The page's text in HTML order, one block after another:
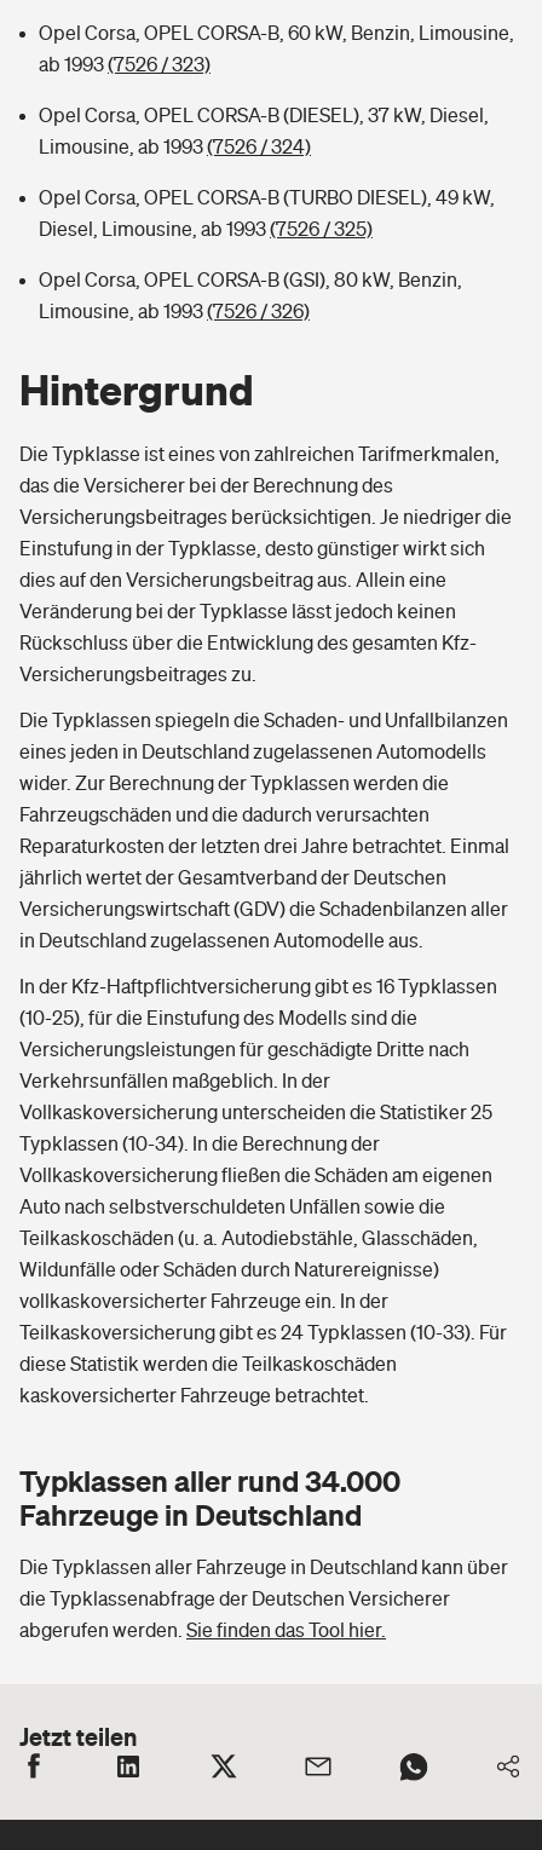
Opel Corsa, OPEL CORSA-B, 60 kW, Benzin, Limousine,
ab 1993(7526 / 323)
Opel Corsa, OPEL CORSA-B (DIESEL), 37 kW, Diesel,
Limousine, ab 1993(7526 / 324)
Opel Corsa, OPEL CORSA-B (TURBO DIESEL), 49 kW,
Diesel, Limousine, ab 1993(7526 / 325)
Opel Corsa, OPEL CORSA-B (GSI), 80 kW, Benzin,
Limousine, ab 1993(7526 / 326)
Hintergrund
Die Typklasse ist eines von zahlreichen Tarifmerkmalen,
das die Versicherer bei der Berechnung des
Versicherungsbeitrages berücksichtigen. Je niedriger die
Einstufung in der Typklasse, desto günstiger wirkt sich
dies auf den Versicherungsbeitrag aus. Allein eine
Veränderung bei der Typklasse lässt jedoch keinen
Rückschluss über die Entwicklung des gesamten Kfz-
Versicherungsbeitrages zu.
Die Typklassen spiegeln die Schaden- und Unfallbilanzen
eines jeden in Deutschland zugelassenen Automodells
wider. Zur Berechnung der Typklassen werden die
Fahrzeugschäden und die dadurch verursachten
Reparaturkosten der letzten drei Jahre betrachtet. Einmal
jährlich wertet der Gesamtverband der Deutschen
Versicherungswirtschaft (GDV) die Schadenbilanzen aller
in Deutschland zugelassenen Automodelle aus.
In der Kfz-Haftpflichtversicherung gibt es 16 Typklassen
(10-25), für die Einstufung des Modells sind die
Versicherungsleistungen für geschädigte Dritte nach
Verkehrsunfällen maßgeblich. In der
Vollkaskoversicherung unterscheiden die Statistiker 25
Typklassen (10-34). In die Berechnung der
Vollkaskoversicherung fließen die Schäden am eigenen
Auto nach selbstverschuldeten Unfällen sowie die
Teilkaskoschäden (u. a. Autodiebstähle, Glasschäden,
Wildunfälle oder Schäden durch Naturereignisse)
vollkaskoversicherter Fahrzeuge ein. In der
Teilkaskoversicherung gibt es 24 Typklassen (10-33). Für
diese Statistik werden die Teilkaskoschäden
kaskoversicherter Fahrzeuge betrachtet.
Typklassen aller rund 34.000
Fahrzeuge in Deutschland
Die Typklassen aller Fahrzeuge in Deutschland kann über
die Typklassenabfrage der Deutschen Versicherer
abgerufen werden. Sie finden das Tool hier.
Jetzt teilen